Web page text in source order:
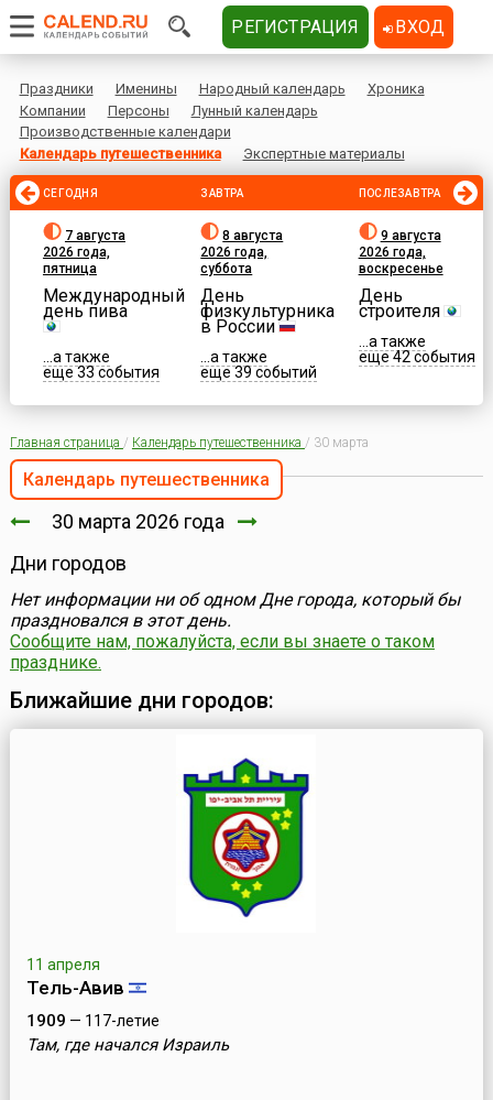
Праздники Именины Народный календарь
Хроника
Компании
Персоны
Лунный календарь
Производственные календари
Календарь путешественника
Экспертные материалы
СЕГОДНЯ
7 августа
2026 года,
пятница
Международный
день пива
...а также
еще 33 события
ЗАВТРА
8 августа
2026 года,
суббота
День
физкультурника
в России
...а также
еще 39 событий
ПОСЛЕЗАВТРА
9 августа
2026 года,
воскресенье
День
строителя
...а также
еще 42 события
Главная страница / Календарь путешественника / 30 марта
Календарь путешественника
30 марта 2026 года
Дни городов
Нет информации ни об одном Дне города, который бы
праздновался в этот день.
Сообщите нам, пожалуйста, если вы знаете о таком
празднике.
Ближайшие дни городов:
11 апреля
Тель-Авив
1909 — 117-летие
Там, где начался Израиль
РЕГИСТРАЦИЯ ВХОД